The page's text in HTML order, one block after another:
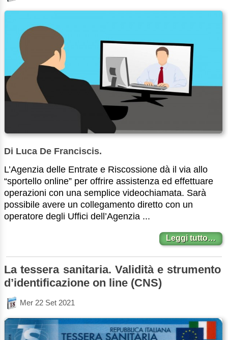
Di Luca De Franciscis.
L’Agenzia delle Entrate e Riscossione dà il via allo
“sportello online” per offrire assistenza ed effettuare
operazioni con una semplice videochiamata. Sarà
possibile avere un collegamento diretto con un
operatore degli Uffici dell’Agenzia ...
Leggi tutto…
La tessera sanitaria. Validità e strumento
d’identificazione on line (CNS)
Mer 22 Set 2021